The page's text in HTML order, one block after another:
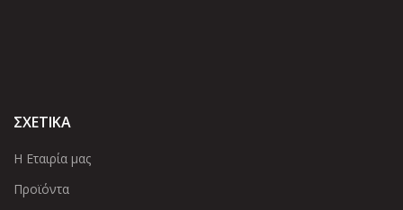
ΣΧΕΤΙΚΑ
Η Εταιρία μας
Προϊόντα